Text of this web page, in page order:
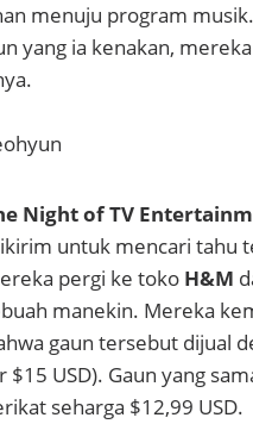
menuju program
yang ia kenakan,
Night of TV
untuk mencari tahu
pergi ke toko H&M
manekin. Mereka
gaun tersebut dijual
USD). Gaun yang
seharga $12,99 USD.